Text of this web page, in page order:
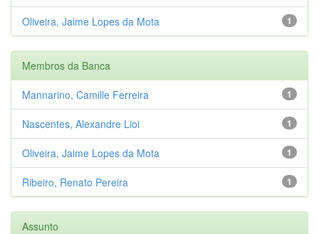
1
Oliveira, Jaime Lopes da Mota
Membros da Banca
1
Mannarino, Camille Ferreira
1
Nascentes, Alexandre Lioi
1
Oliveira, Jaime Lopes da Mota
1
Ribeiro, Renato Pereira
Assunto